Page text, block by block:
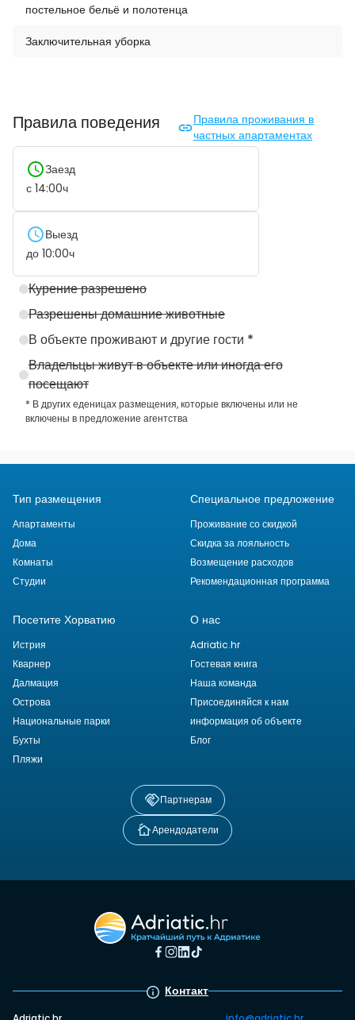
постельное бельё и полотенца
Заключительная уборка
Правила поведения
Правила проживания в
частных апартаментах
Заезд
с 14:00ч
Выезд
до 10:00ч
Курение разрешено
Разрешены домашние животные
В объекте проживают и другие гости *
Владельцы живут в объекте или иногда его
посещают
* В других еденицах размещения, которые включены или не
включены в предложение агентства
Тип размещения
Апартаменты
Дома
Комнаты
Студии
Специальное предложение
Проживание со скидкой
Скидка за лояльность
Возмещение расходов
Рекомендационная программа
Посетите Хорватию
Истрия
Кварнер
Далмация
Острова
Национальные парки
Бухты
Пляжи
О нас
Adriatic.hr
Гостевая книга
Наша команда
Присоединяйся к нам
информация об объекте
Блог
Партнерам
Арендодатели
Контакт